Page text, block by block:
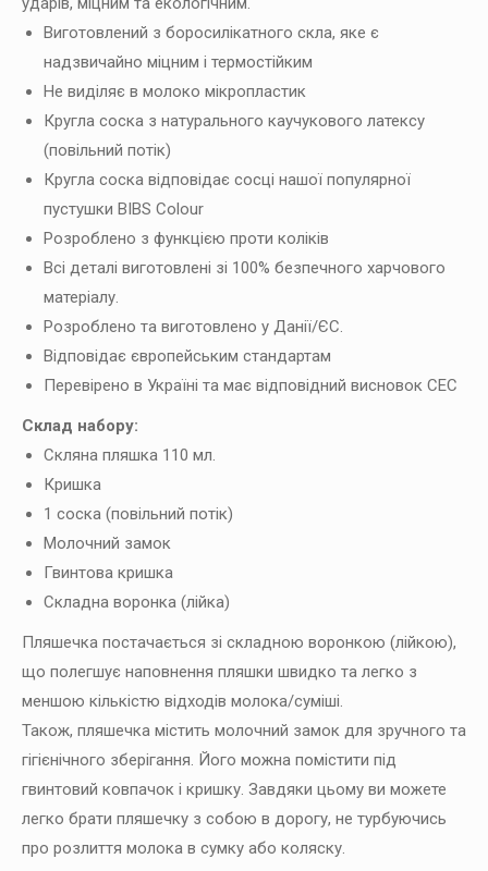
Виготовлений з боросилікатного скла, яке є
надзвичайно міцним і термостійким
Не виділяє в молоко мікропластик
Кругла соска з натурального каучукового латексу
(повільний потік)
Кругла соска відповідає сосці нашої популярної
пустушки BIBS Colour
Розроблено з функцією проти коліків
Всі деталі виготовлені зі 100% безпечного харчового
матеріалу.
Розроблено та виготовлено у Данії/ЄС.
Відповідає європейським стандартам
Перевірено в Україні та має відповідний висновок СЕС
Склад набору:
Скляна пляшка 110 мл.
Кришка
1 соска (повільний потік)
Молочний замок
Гвинтова кришка
Складна воронка (лійка)
Пляшечка постачається зі складною воронкою (лійкою),
що полегшує наповнення пляшки швидко та легко з
меншою кількістю відходів молока/суміші.
Також, пляшечка містить молочний замок для зручного та
гігієнічного зберігання. Його можна помістити під
гвинтовий ковпачок і кришку. Завдяки цьому ви можете
легко брати пляшечку з собою в дорогу, не турбуючись
про розлиття молока в сумку або коляску.